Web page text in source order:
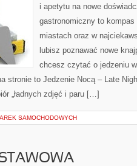
i apetytu na nowe
gastronomiczny to
miastach oraz w
lubisz poznawać nowe
chcesz czytać o jedzeniu
stronie to Jedzenie Nocą – Late
„ładnych zdjęć i paru […]
SAMOCHODOWYCH